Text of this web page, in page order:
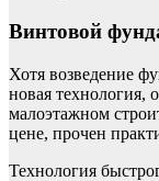
Винтовой
Хотя возведение
новая технология,
малоэтажном
цене, прочен
Технология